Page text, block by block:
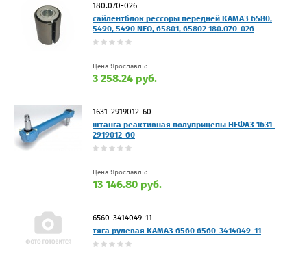
180.070-026
сайлентблок рессоры передней КАМАЗ 6580,
5490, 5490 NEO, 65801, 65802 180.070-026
Цена Ярославль:
3 258.24 руб.
1631-2919012-60
штанга реактивная полуприцепы НЕФАЗ 1631-
2919012-60
Цена Ярославль:
13 146.80 руб.
6560-3414049-11
тяга рулевая КАМАЗ 6560 6560-3414049-11